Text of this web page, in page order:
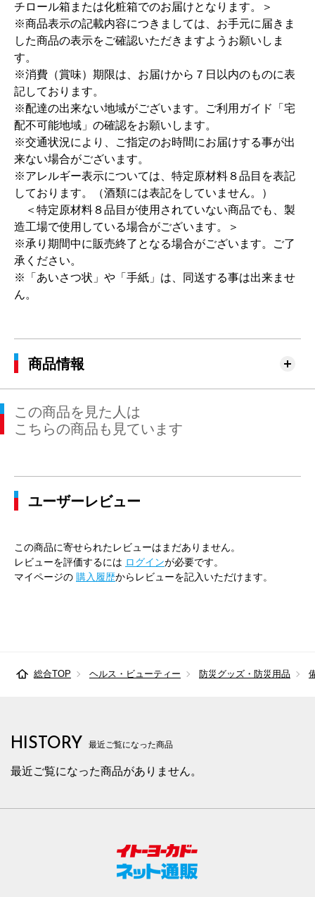
チロール箱または化粧箱でのお届けとなります。＞
※商品表示の記載内容につきましては、お手元に届きま
した商品の表示をご確認いただきますようお願いしま
す。
※消費（賞味）期限は、お届けから７日以内のものに表
記しております。
※配達の出来ない地域がございます。ご利用ガイド「宅
配不可能地域」の確認をお願いします。
※交通状況により、ご指定のお時間にお届けする事が出
来ない場合がございます。
※アレルギー表示については、特定原材料８品目を表記
しております。（酒類には表記をしていません。）
＜特定原材料８品目が使用されていない商品でも、製
造工場で使用している場合がございます。＞
※承り期間中に販売終了となる場合がございます。ご了
承ください。
※「あいさつ状」や「手紙」は、同送する事は出来ませ
ん。
商品情報
この商品を見た人は
こちらの商品も見ています
ユーザーレビュー
この商品に寄せられたレビューはまだありません。
レビューを評価するには ログインが必要です。
マイページの 購入履歴からレビューを記入いただけます。
総合TOP ヘルス・ビューティー 防災グッズ・防災用品
HISTORY 最近ご覧になった商品
最近ご覧になった商品がありません。